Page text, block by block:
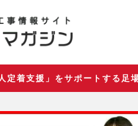
着支援」をサポートする足